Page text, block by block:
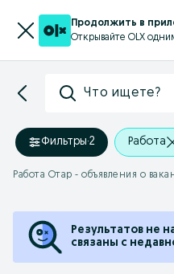
Продолжить в
Открывайте OLX
Что ищете?
Фильтры·2 Работа
Работа Отар - объявления о
Результатов не
связаны с